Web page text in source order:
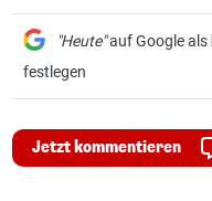
"Heute"auf Google als
festlegen
Jetzt kommentieren